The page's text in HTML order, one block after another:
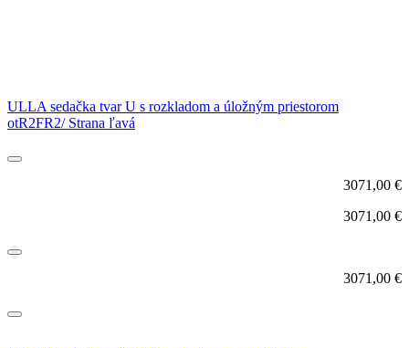
ULLA sedačka tvar U s rozkladom a úložným priestorom
otR2FR2/ Strana ľavá
3071,00 €
3071,00 €
3071,00 €